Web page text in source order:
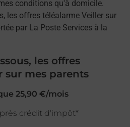
conditions qu'à domicile.
les offres téléalarme Veiller sur
par La Poste Services à la
les offres
sur mes parents
25,90 €/mois
crédit d'impôt*